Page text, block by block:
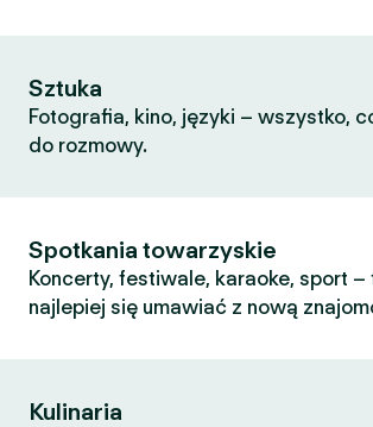
Sztuka
Fotografia, kino, języki – wszystko,
do rozmowy.
Spotkania towarzyskie
Koncerty, festiwale, karaoke, sport –
najlepiej się umawiać z nową
Kulinaria